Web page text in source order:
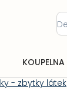
KOUPELNA
- zbytky látek